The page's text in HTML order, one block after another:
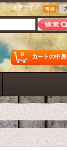
文字サイズ:
0 カートの中身